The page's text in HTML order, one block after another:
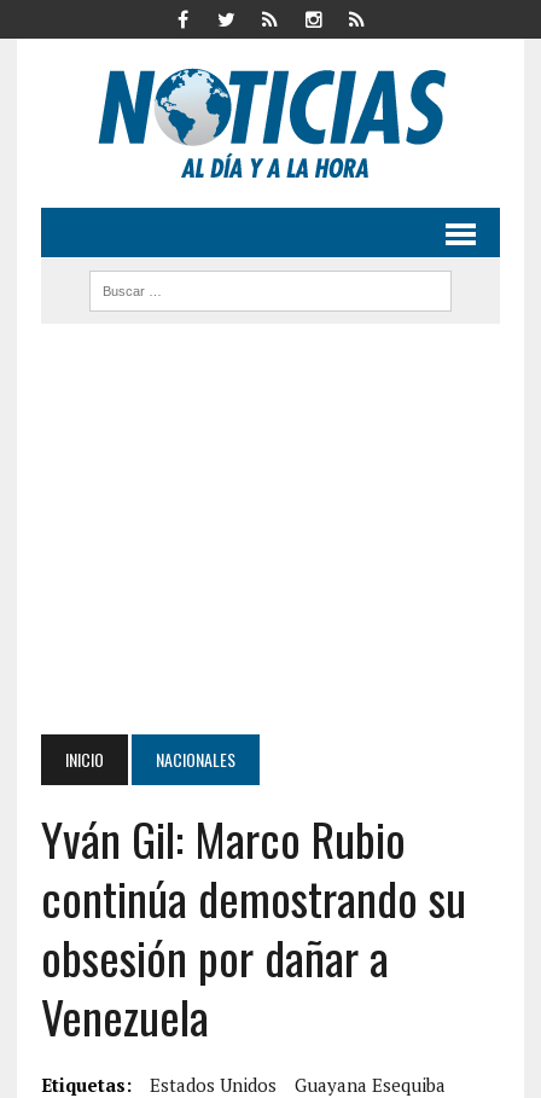
INICIO NACIONALES
Yván Gil: Marco Rubio
continúa demostrando su
obsesión por dañar a
Venezuela
Etiquetas: Estados Unidos
Guayana Esequiba